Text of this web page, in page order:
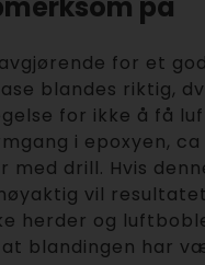
for et
blandes riktig,
for ikke å få
i epoxyen, ca
med drill. Hvis
vil
herder og
blandingen har